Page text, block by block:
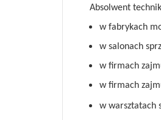
Absolwent
w fabrykach
w salonach
w firmach
w firmach
w warsztatach